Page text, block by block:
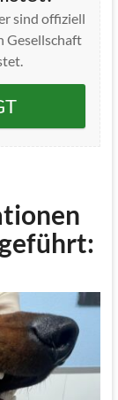
sind offiziell
Gesellschaft